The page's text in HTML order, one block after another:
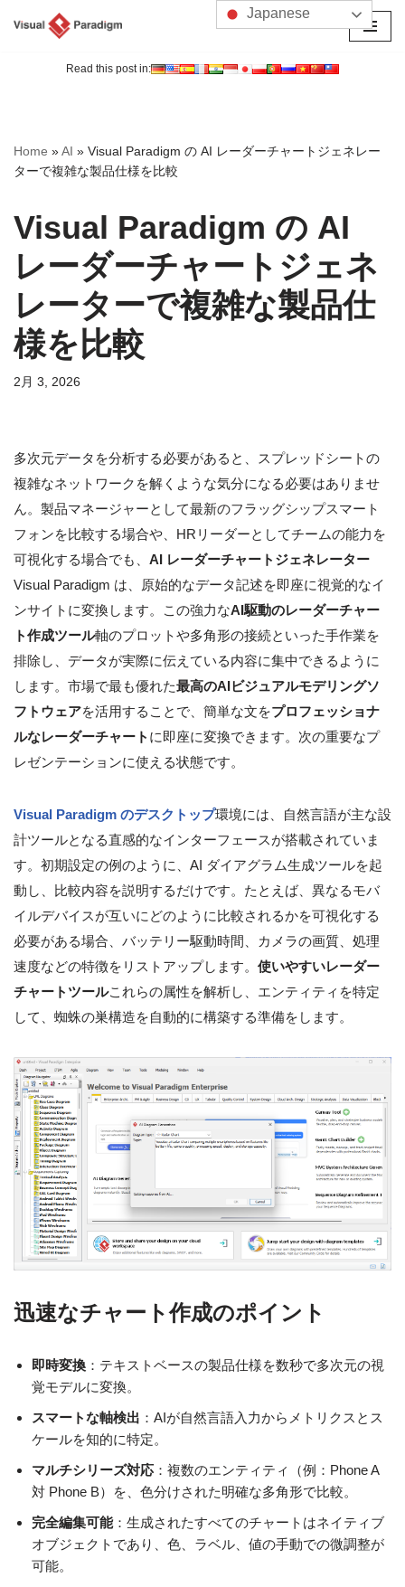
へ
ス
ッ
プ
Read this post in:
Home »AI » Visual Paradigm の AI レーダーチャートジェネレー
ターで複雑な製品仕様を比較
Visual Paradigm の AI
レーダーチャートジェネ
レーターで複雑な製品仕
様を比較
2月 3, 2026
多次元データを分析する必要があると、スプレッドシートの
複雑なネットワークを解くような気分になる必要はありませ
ん。製品マネージャーとして最新のフラッグシップスマート
フォンを比較する場合や、HRリーダーとしてチームの能力を
可視化する場合でも、 AI レーダーチャートジェネレーター
Visual Paradigm は、原始的なデータ記述を即座に視覚的なイ
ンサイトに変換します。この強力なAI駆動のレーダーチャー
ト作成ツール軸のプロットや多角形の接続といった手作業を
排除し、データが実際に伝えている内容に集中できるように
します。市場で最も優れた最高のAIビジュアルモデリングソ
フトウェアを活用することで、簡単な文をプロフェッショナ
ルなレーダーチャート に即座に変換できます。次の重要なプ
レゼンテーションに使える状態です。
Visual Paradigm のデスクトップ環境には、自然言語が主な設
計ツールとなる直感的なインターフェースが搭載されていま
す。初期設定の例のように、AI ダイアグラム生成ツールを起
動し、比較内容を説明するだけです。たとえば、異なるモバ
イルデバイスが互いにどのように比較されるかを可視化する
必要がある場合、バッテリー駆動時間、カメラの画質、処理
速度などの特徴をリストアップします。 使いやすいレーダー
チャートツールこれらの属性を解析し、エンティティを特定
して、蜘蛛の巣構造を自動的に構築する準備をします。
迅速なチャート作成のポイント
即時変換 ：テキストベースの製品仕様を数秒で多次元の視
覚モデルに変換。
スマートな軸検出 ：AIが自然言語入力からメトリクスとス
ケールを知的に特定。
マルチシリーズ対応 ：複数のエンティティ（例：Phone A
対 Phone B）を、色分けされた明確な多角形で比較。
完全編集可能：生成されたすべてのチャートはネイティブ
オブジェクトであり、色、ラベル、値の手動での微調整が
可能。
Japanese